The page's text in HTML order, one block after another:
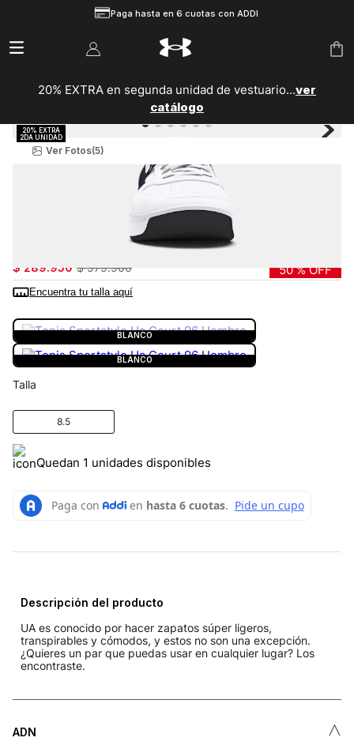
Paga hasta en 6 cuotas con ADDI
20% EXTRA en segunda unidad de vestuario...ver
catálogo
Ver Fotos(5)
Sportstyle
Tenis Sportstyle Ua Court 96 Hombre
$ 289.950 $ 579.900 50 % OFF
Encuentra tu talla aquí
BLANCO
BLANCO
Talla
8.5
Quedan 1 unidades disponibles
Descripción del producto
UA es conocido por hacer zapatos súper ligeros,
transpirables y cómodos, y estos no son una excepción.
¿Quieres un par que puedas usar en cualquier lugar? Los
encontraste.
ADN ˄